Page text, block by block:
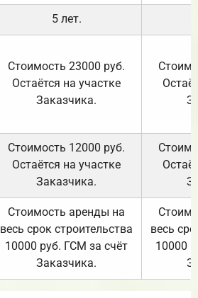
5 лет.
Стоимость 23000 руб.
Остаётся на участке
Заказчика.
Стоимость 12000 руб.
Остаётся на участке
Заказчика.
Стоимость аренды на
весь срок строительства
10000 руб. ГСМ за счёт
Заказчика.
весь
10000